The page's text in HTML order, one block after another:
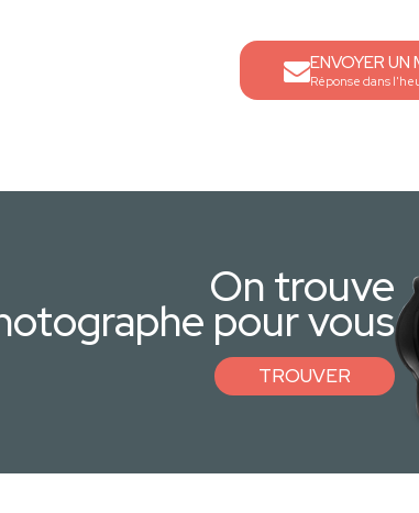
ENVOYER UN
Réponse dans
On trouve
pour vous
TROUVER